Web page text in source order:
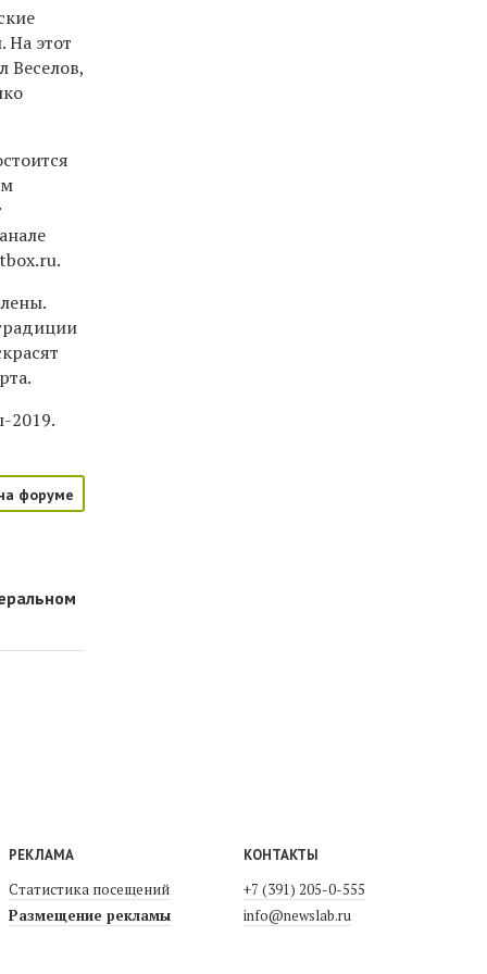
этот
Веселов,
2019.
форуме
РЕКЛАМА
Статистика посещений
Размещение рекламы
КОНТАКТЫ
+7 (391) 205-0-555
info@newslab.ru